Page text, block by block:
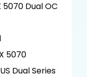
5070 Dual OC
5070
Dual Series